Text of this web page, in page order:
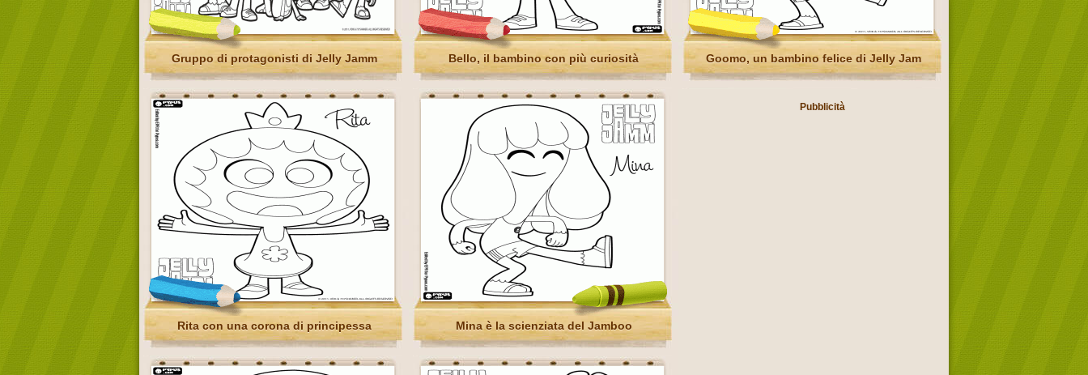
Gruppo di protagonisti di Jelly Jamm Bello, il bambino con più curiosità Goomo, un bambino felice di Jelly Jam
Rita con una corona di principessa Mina è la scienziata del Jamboo
Pubblicità